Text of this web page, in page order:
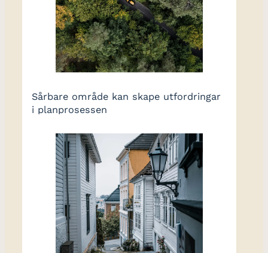
Sårbare område kan skape utfordringar
i planprosessen